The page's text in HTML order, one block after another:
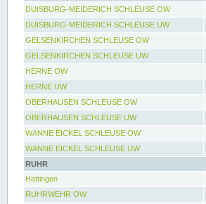
DUISBURG-MEIDERICH SCHLEUSE OW
DUISBURG-MEIDERICH SCHLEUSE UW
GELSENKIRCHEN SCHLEUSE OW
GELSENKIRCHEN SCHLEUSE UW
HERNE OW
HERNE UW
OBERHAUSEN SCHLEUSE OW
OBERHAUSEN SCHLEUSE UW
WANNE EICKEL SCHLEUSE OW
WANNE EICKEL SCHLEUSE UW
RUHR
Hattingen
RUHRWEHR OW